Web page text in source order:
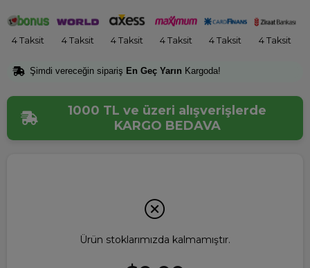
4 Taksit 4 Taksit 4 Taksit 4 Taksit 4 Taksit 4 Taksit
Şimdi vereceğin sipariş En Geç Yarın Kargoda!
1000 TL ve üzeri alışverişlerde
KARGO BEDAVA
Ürün stoklarımızda kalmamıştır.